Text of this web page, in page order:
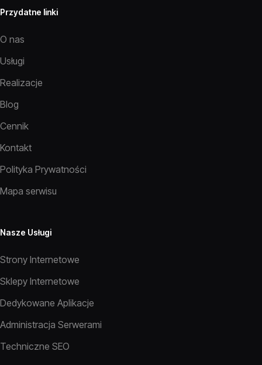
Przydatne linki
O nas
Usługi
Realizacje
Blog
Cennik
Kontakt
Polityka Prywatności
Mapa serwisu
Nasze Usługi
Strony Internetowe
Sklepy Internetowe
Dedykowane Aplikacje
Administracja Serwerami
Techniczne SEO